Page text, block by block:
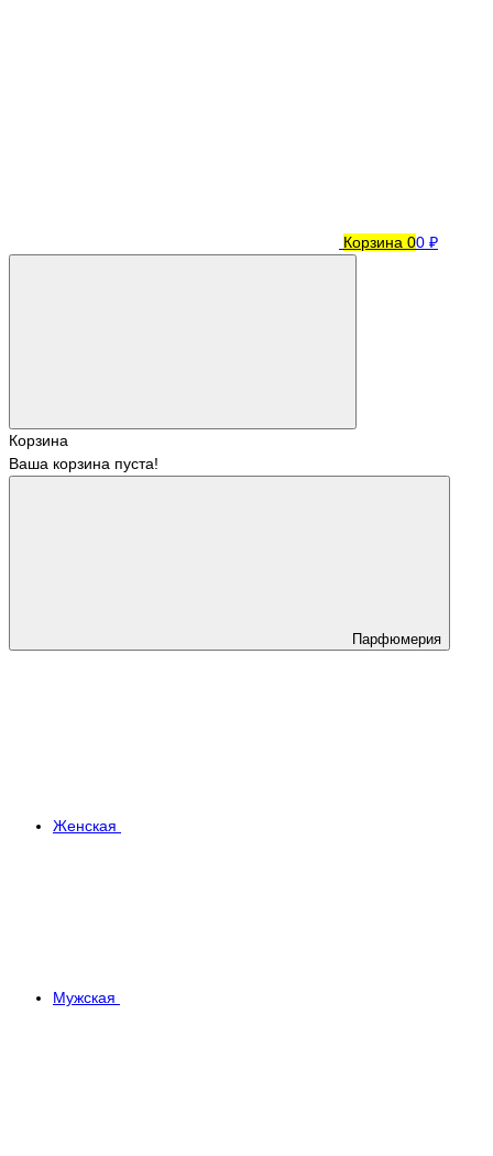
Корзина 00 ₽
Корзина
Ваша корзина пуста!
Парфюмерия
Женская
Мужская